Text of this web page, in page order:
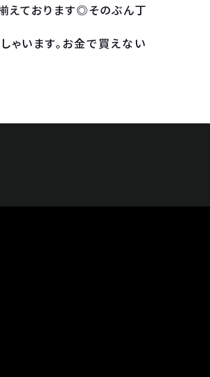
えております◎そのぶん丁
ゃいます。お金で買えない